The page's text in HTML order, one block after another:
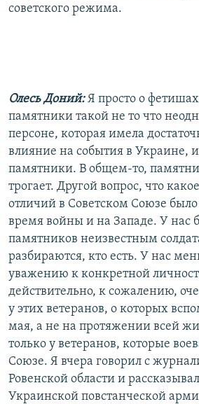
советского режима.
Олесь Доний: Я просто о
памятники такой не то что
персоне, которая имела
влияние на события в Украине, и
памятники. В общем-то,
трогает. Другой вопрос, что
отличий в Советском Союзе
время войны и на Западе. У нас
памятников неизвестным
разбираются, кто есть. У нас
уважению к конкретной
действительно, к сожалению,
у этих ветеранов, о которых
мая, а не на протяжении всей
только у ветеранов, которые
Союзе. Я вчера говорил с
Ровенской области и
Украинской повстанческой